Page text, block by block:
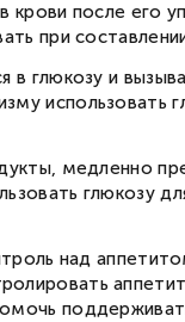
после его
при
глюкозу и
использовать
медленно
глюкозу
над